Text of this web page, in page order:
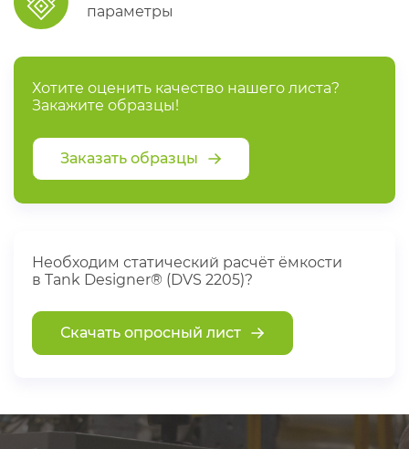
параметры
Хотите оценить качество нашего листа?
Закажите образцы!
Заказать образцы
Необходим статический расчёт ёмкости
в Tank Designer® (DVS 2205)?
Скачать опросный лист